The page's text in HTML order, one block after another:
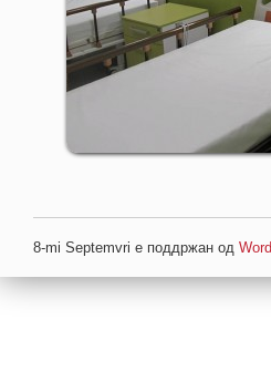
8-mi Septemvri е поддржан од